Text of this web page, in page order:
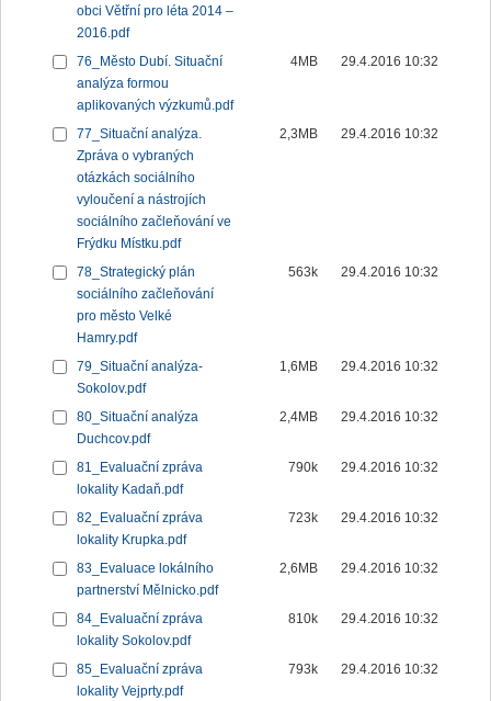
obci Větřní pro léta 2014 –
2016.pdf
76_Město Dubí. Situační
analýza formou
aplikovaných výzkumů.pdf
4MB 29.4.2016 10:32
77_Situační analýza.
Zpráva o vybraných
otázkách sociálního
vyloučení a nástrojích
sociálního začleňování ve
Frýdku Místku.pdf
2,3MB 29.4.2016 10:32
78_Strategický plán
sociálního začleňování
pro město Velké
Hamry.pdf
563k 29.4.2016 10:32
79_Situační analýza-
Sokolov.pdf
1,6MB 29.4.2016 10:32
80_Situační analýza
Duchcov.pdf
2,4MB 29.4.2016 10:32
81_Evaluační zpráva
lokality Kadaň.pdf
790k 29.4.2016 10:32
82_Evaluační zpráva
lokality Krupka.pdf
723k 29.4.2016 10:32
83_Evaluace lokálního
partnerství Mělnicko.pdf
2,6MB 29.4.2016 10:32
84_Evaluační zpráva
lokality Sokolov.pdf
810k 29.4.2016 10:32
85_Evaluační zpráva
lokality Vejprty.pdf
793k 29.4.2016 10:32